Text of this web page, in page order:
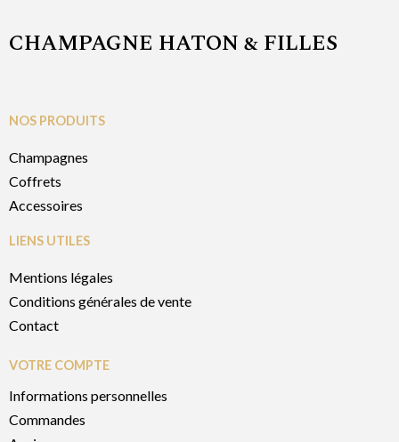
CHAMPAGNE HATON & FILLES
NOS PRODUITS
Champagnes
Coffrets
Accessoires
LIENS UTILES
Mentions légales
Conditions générales de vente
Contact
VOTRE COMPTE
Informations personnelles
Commandes